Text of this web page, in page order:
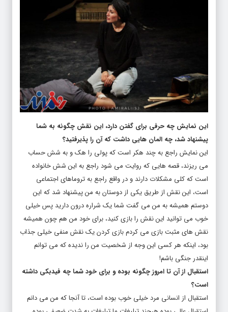
این نمایش چه حرفی برای گفتن دارد، این نقش چگونه به شما
پیشنهاد شد، چه المان هایی داشت که آن را پذیرفتید؟
این نمایش راجع به چند هکر است که پولی را هک و به شش حساب
می ریزند، قصه هایی که روایت می شود راجع به این شش خانواده
است که کلی مشکلات دارند و در واقع راجع به تروماهای اجتماعی
است، این نقش از طریق یکی از دوستان به من پیشنهاد شد که این
دوستم همیشه به من می گفت شما یک شراره درون دارید پس خیلی
خوب می توانید این نقش را بازی کنید، برای خود من هم چون همیشه
نقش های مثبت بازی می کردم بازی کردن یک نقش منفی خیلی جذاب
بود، اینکه هر کسی این وجه از شخصیت من را ندیده که می توانم
اینقدر جنگی باشم!
استقبال از آن تا امروز چگونه بوده و برای خود شما چه فیدبکی داشته
است؟
استقبال از انسانی مرد خیلی خوب بوده است، تا آنجا که من می دانم